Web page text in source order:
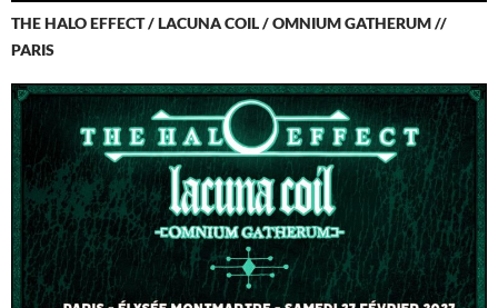
THE HALO EFFECT / LACUNA COIL / OMNIUM GATHERUM //
PARIS